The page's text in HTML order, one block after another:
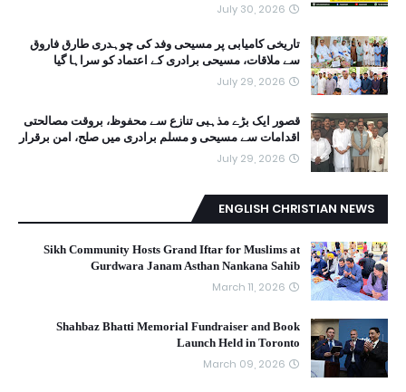
July 30, 2026
تاریخی کامیابی پر مسیحی وفد کی چوہدری طارق فاروق
سے ملاقات، مسیحی برادری کے اعتماد کو سراہا گیا
July 29, 2026
قصور ایک بڑے مذہبی تنازع سے محفوظ، بروقت مصالحتی
اقدامات سے مسیحی و مسلم برادری میں صلح، امن برقرار
July 29, 2026
ENGLISH CHRISTIAN NEWS
Sikh Community Hosts Grand Iftar for Muslims at
Gurdwara Janam Asthan Nankana Sahib
March 11, 2026
Shahbaz Bhatti Memorial Fundraiser and Book
Launch Held in Toronto
March 09, 2026